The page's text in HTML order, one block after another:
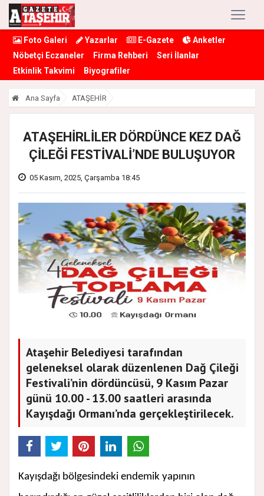
Foto Galeri Yazarlar E-Gazete
Anketler
Nöbetçi Eczaneler
Firma Rehberi
Seri İlanlar
Etkinlik Takvimi
Biyografiler
Ana Sayfa ATAŞEHİR
ATAŞEHİRLİLER DÖRDÜNCE KEZ DAĞ
ÇİLEĞİ FESTİVALİ’NDE BULUŞUYOR
05 Kasım, 2025, Çarşamba 18:45
Ataşehir Belediyesi tarafından
geleneksel olarak düzenlenen Dağ Çileği
Festivali’nin dördüncüsü, 9 Kasım Pazar
günü 10.00 - 13.00 saatleri arasında
Kayışdağı Ormanı’nda gerçekleştirilecek.
Kayışdağı bölgesindeki endemik yapının